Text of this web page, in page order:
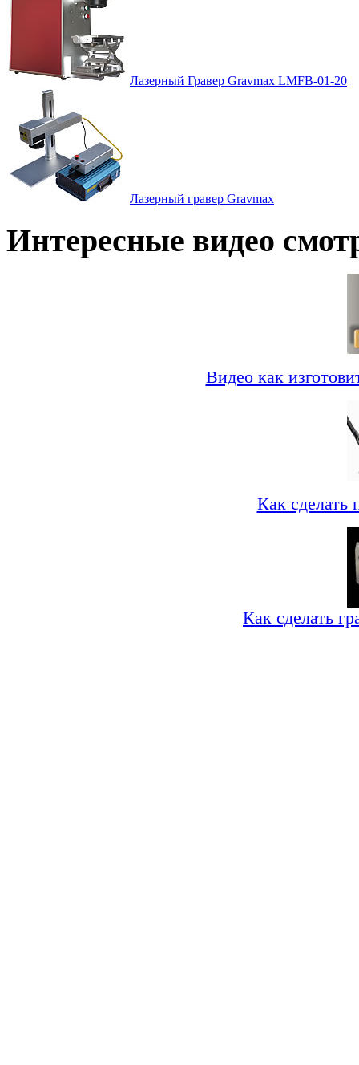
Лазерный Гравер Gravmax LMFВ-01-20
Лазерный гравер Gravmax
Интересные видео
Видео как
Как сделать
Как сделать